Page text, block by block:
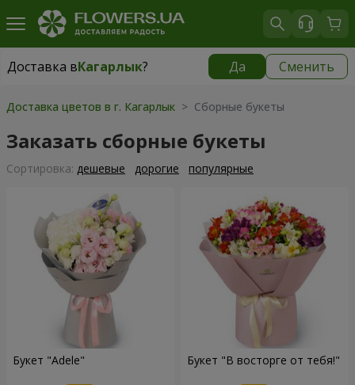
Доставка вКагарлык? Да Сменить
Доставка вКагарлык|
Доставка цветов в г. Кагарлык > Сборные букеты
Заказать сборные букеты
Cортировка: дешевые дорогие популярные
Букет "Adele" Букет "В восторге от тебя!"